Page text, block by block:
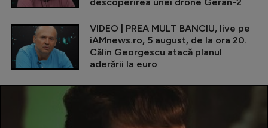
VIDEO | PREA MULT BANCIU, live pe
iAMnews.ro, 5 august, de la ora 20.
Călin Georgescu atacă planul
aderării la euro